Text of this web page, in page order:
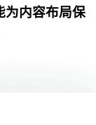
为内容布局保